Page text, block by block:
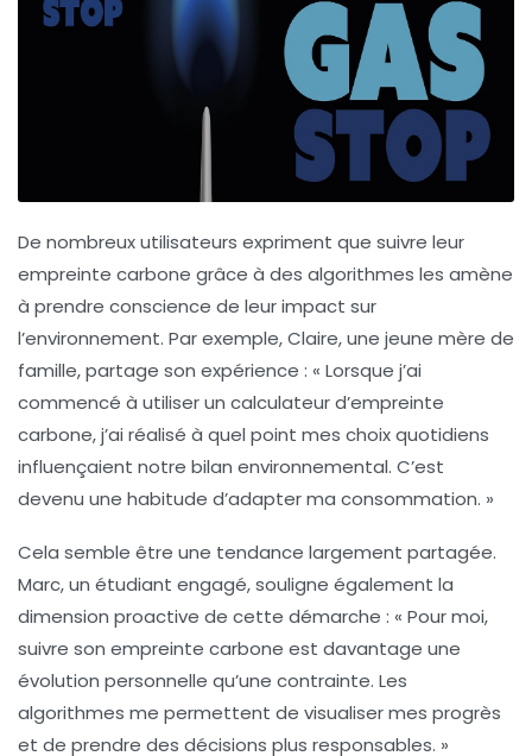
De nombreux utilisateurs expriment que suivre leur
empreinte carbone grâce à des algorithmes les amène
à prendre conscience de leur impact sur
l’environnement. Par exemple, Claire, une jeune mère de
famille, partage son expérience : « Lorsque j’ai
commencé à utiliser un calculateur d’empreinte
carbone, j’ai réalisé à quel point mes choix quotidiens
influençaient notre bilan environnemental. C’est
devenu une habitude d’adapter ma consommation. »
Cela semble être une tendance largement partagée.
Marc, un étudiant engagé, souligne également la
dimension proactive de cette démarche : « Pour moi,
suivre son empreinte carbone est davantage une
évolution personnelle qu’une contrainte. Les
algorithmes me permettent de visualiser mes progrès
et de prendre des décisions plus responsables. »